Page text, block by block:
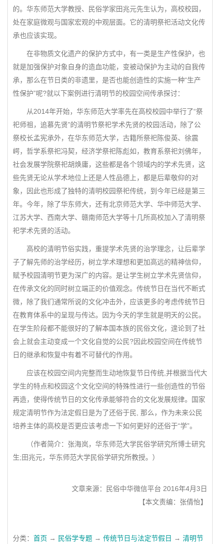
的。华东师范大学教授、民俗学家田兆元先生认为，高校校园，
处在家庭微观与国家宏观的中观层面。它的清明祭祀活动文化传
承也应该实现。
在非物质文化遗产的保护方式中，有一类是生产性保护，也
就是加强保护对象自身的造血功能，变被动保护为主动的自我传
承，那么在节日类的非遗里，是否也能创造性的实施一种“生产
性保护”呢?就以下案例进行清明节的校园空间传承探讨：
从2014年开始，华东师范大学率先在高校校园中举行了“祭
祀师祖，追慕先贤”的清明节祭祀学术先贤的校园活动，除了公
祭校长孟宪承外，在华东师范大学，古籍所祭祀陈俊英、徐震
崿，哲学系祭祀冯契，经济学祭祀陈彪如，教育系祭祀刘佛年，
社会发展学院祭祀胡焕庸，这些都是各个领域内的学术先贤，这
些先贤无论从学术地位上还是人性品德上，都是后辈敬仰的对
象，因此也形成了独特的清明校园祭祀传统，到今年已经是第三
年。今年，除了华东师大，还有北京师范大学、华中师范大学、
江苏大学、西南大学、赣南师范大学等十几所高校加入了清明祭
祀学术先贤的活动。
高校的清明节俗实践，重提学术先贤的治学理念，让后辈学
子了解先师的治学经历，树立学术理想和更加高远的精神信仰，
赋予校园清明节更为深广的内容。是让学生树立学术先贤信仰，
在传承文化的同时树立端正的价值观念。传统节日在当代不断式
微，除了我们通常所说的文化冲击外，应该更多的考虑传统节日
在教育体系中的呈现与传达。因为今天的学生就是明天的公民。
在学生阶段都不能很好的了解本国本族的民俗文化，遑论到了社
会上就会主动变成一个文化自觉的公民?因此校园空间在传统节
日的继承和恢复中有着不可替代的作用。
应该在校园空间内完整而生动地恢复节日传统,并根据当代大
学生的特点和校园这个文化空间的特殊性进行一些创造性的节俗
再造，使得传统节日的文化传承能够符合的文化发展规律。国家
规定清明节作为法定假日是为了还俗于民, 那么，作为未来公民
培养主体的高校是否更应该考虑一下如何更好的还俗于“学”。
（作者简介：张海岚，华东师范大学民俗学研究所博士研究
生;田兆元，华东师范大学民俗学研究所教授。）
文章来源：民俗中华微信平台 2016年4月3日
【本文责编：张倩怡】
分类： 首页 → 民俗学专题 → 传统节日与法定节假日 → 清明节